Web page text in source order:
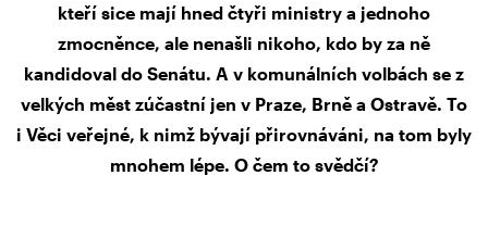
kteří sice mají hned čtyři ministry a jednoho
zmocněnce, ale nenašli nikoho, kdo by za ně
kandidoval do Senátu. A v komunálních volbách se z
velkých měst zúčastní jen v Praze, Brně a Ostravě. To
i Věci veřejné, k nimž bývají přirovnáváni, na tom byly
mnohem lépe. O čem to svědčí?